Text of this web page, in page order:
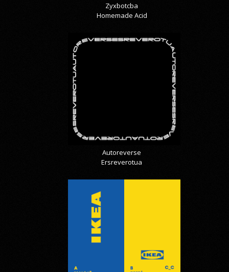
Zyxbotcba
Homemade Acid
Autoreverse
Ersreverotua